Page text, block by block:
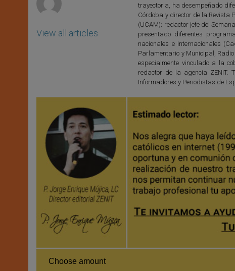
View all articles
trayectoria, ha desempeñado
Córdoba y director de la Revista
(UCAM); redactor jefe del
presentado diferentes
nacionales e internacionales
Parlamentario y Municipal, Radio
especialmente vinculado a la
redactor de la agencia ZENIT.
Informadores y Periodistas de